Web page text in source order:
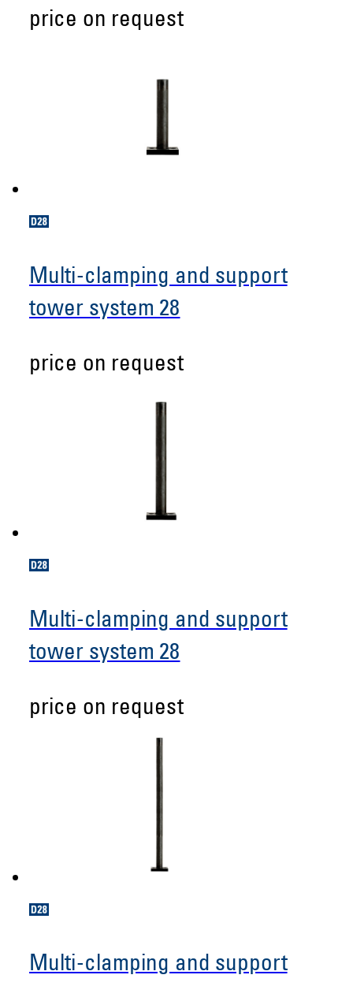
price on request
Multi-clamping and support
tower system 28
price on request
Multi-clamping and support
tower system 28
price on request
Multi-clamping and support